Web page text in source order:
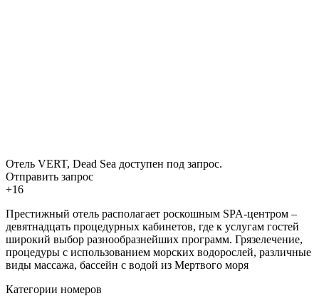
Отель VERT, Dead Sea доступен под запрос.
Отправить запрос
+16
Престижный отель располагает роскошным SPA-центром –
девятнадцать процедурных кабинетов, где к услугам гостей
широкий выбор разнообразнейших программ. Грязелечение,
процедуры с использованием морских водорослей, различные
виды массажа, бассейн с водой из Мертвого моря
Категории номеров